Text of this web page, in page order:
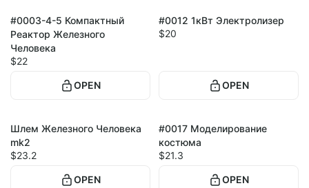
#0003-4-5 Компактный
Реактор Железного
Человека
$22
OPEN
#0012 1кВт Электролизер
$20
OPEN
Шлем Железного Человека
mk2
$23.2
OPEN
#0017 Моделирование
костюма
$21.3
OPEN